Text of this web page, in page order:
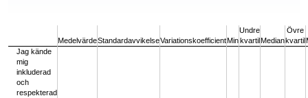
MedelvärdeStandardavvikelseVariationskoefficientMin
Undre
kvartil Median
Övre
kvartil
Jag kände
mig
inkluderad
och
respekterad